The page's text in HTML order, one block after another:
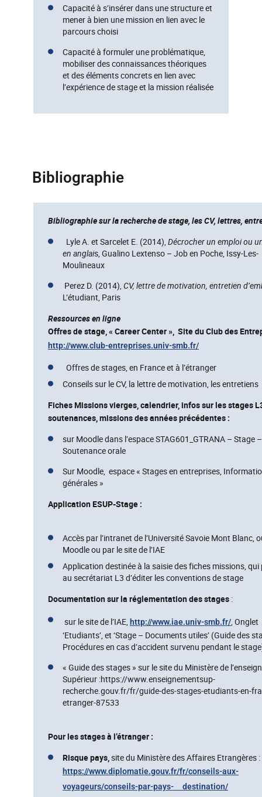
Capacité à s’insérer dans une structure et
mener à bien une mission en lien avec le
parcours choisi
Capacité à formuler une problématique,
mobiliser des connaissances théoriques
et des éléments concrets en lien avec
l’expérience de stage et la mission réalisée
Bibliographie
Bibliographie sur la recherche de stage, les CV, lettres,
Lyle A. et Sarcelet E. (2014), Décrocher un emploi ou
en anglais, Gualino Lextenso – Job en Poche, Issy-Les-
Moulineaux
Perez D. (2014), CV, lettre de motivation, entretien
L’étudiant, Paris
Ressources en ligne
Offres de stage, « Career Center », Site du Club des
http://www.club-entreprises.univ-smb.fr/
Offres de stages, en France et à l’étranger
Conseils sur le CV, la lettre de motivation, les entretiens
Fiches Missions vierges, calendrier, infos sur les stages
soutenances, missions des années précédentes :
sur Moodle dans l’espace STAG601_GTRANA – Stage –
Soutenance orale
Sur Moodle, espace « Stages en entreprises,
générales »
Application ESUP-Stage :
Accès par l’intranet de l’Université Savoie Mont Blanc,
Moodle ou par le site de l’IAE
Application destinée à la saisie des fiches missions, qui
au secrétariat L3 d’éditer les conventions de stage
Documentation sur la réglementation des stages :
sur le site de l’IAE, http://www.iae.univ-smb.fr/, Onglet
‘Etudiants’, et ‘Stage – Documents utiles’ (Guide des
Procédures en cas d’accident survenu pendant le
« Guide des stages » sur le site du Ministère de
Supérieur :https://www.enseignementsup-
recherche.gouv.fr/fr/guide-des-stages-etudiants-en-
etranger-87533
Pour les stages à l’étranger :
Risque pays,site du Ministère des Affaires Etrangères :
https://www.diplomatie.gouv.fr/fr/conseils-aux-
voyageurs/conseils-par-pays- destination/